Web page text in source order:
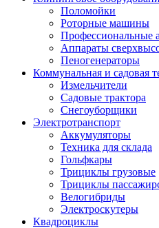
Поломойки
Роторные машины
Профессиональные
Аппараты
Пеногенераторы
Коммунальная и садовая
Измельчители
Садовые трактора
Снегоуборщики
Электротранспорт
Аккумуляторы
Техника для склада
Гольфкары
Трициклы грузовые
Трициклы
Велогибриды
Электроскутеры
Квадроциклы